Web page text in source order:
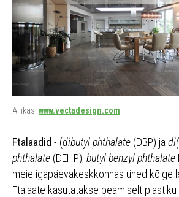
Allikas: www.vectadesign.com
Ftalaadid - (dibutyl phthalate (DBP) ja
phthalate (DEHP), butyl benzyl phthalate
meie igapäevakeskkonnas ühed kõige
Ftalaate kasutatakse peamiselt